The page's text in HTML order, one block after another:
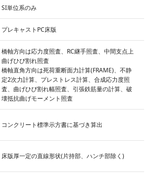
SI単位系のみ
プレキャストPC床版
橋軸方向は応力度照査、RC継手照査、中間支点上
曲げひび割れ照査
橋軸直角方向は死荷重断面力計算(FRAME)、不静
定2次力計算、プレストレス計算、合成応力度照
査、曲げひび割れ幅照査、引張鉄筋量の計算、破
壊抵抗曲げモーメント照査
コンクリート標準示方書に基づき算出
床版厚一定の直線形状(片持部、ハンチ部除く)